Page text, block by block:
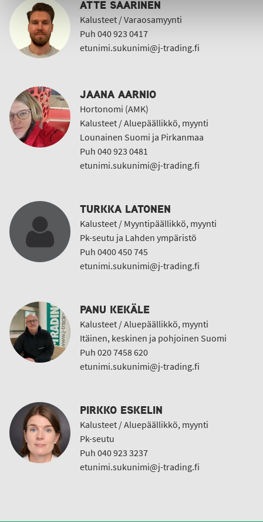
ATTE SAARINEN
Kalusteet / Varaosamyynti
Puh 040 923 0417
etunimi.sukunimi@j-trading.fi
JAANA AARNIO
Hortonomi (AMK)
Kalusteet / Aluepäällikkö, myynti
Lounainen Suomi ja Pirkanmaa
Puh 040 923 0481
etunimi.sukunimi@j-trading.fi
TURKKA LATONEN
Kalusteet / Myyntipäällikkö, myynti
Pk-seutu ja Lahden ympäristö
Puh 0400 450 745
etunimi.sukunimi@j-trading.fi
PANU KEKÄLE
Kalusteet / Aluepäällikkö, myynti
Itäinen, keskinen ja pohjoinen Suomi
Puh 020 7458 620
etunimi.sukunimi@j-trading.fi
PIRKKO ESKELIN
Kalusteet / Aluepäällikkö, myynti
Pk-seutu
Puh 040 923 3237
etunimi.sukunimi@j-trading.fi